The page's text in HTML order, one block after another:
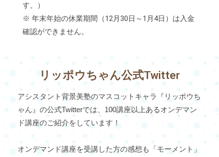
す。）
※ 年末年始の休業期間（12月30日～1月4日）は入金
確認ができません。
リッポウちゃん公式Twitter
アシスタント背景美塾のマスコットキャラ『リッポウち
ゃん』の公式Twitterでは、100講座以上あるオンデマン
ド講座のご紹介をしています！
オンデマンド講座を受講した方の感想も「モーメント」